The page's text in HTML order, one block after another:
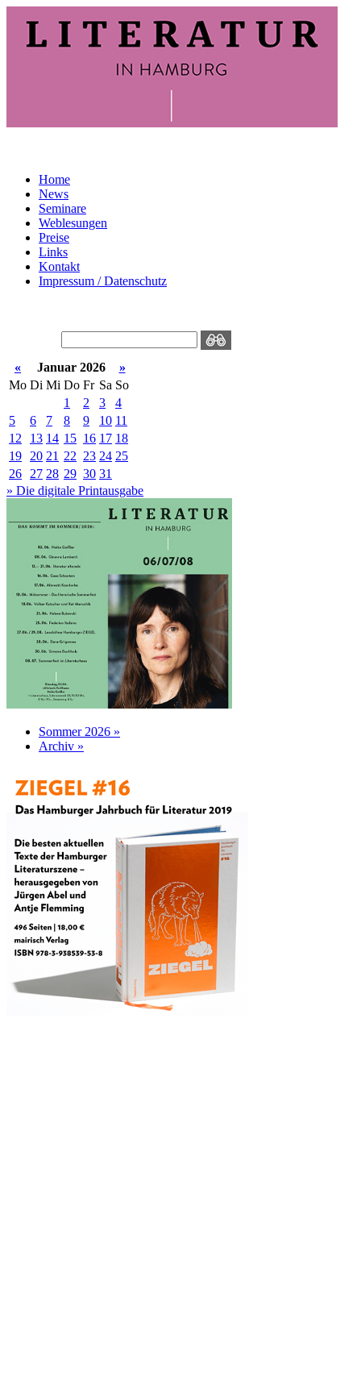
Home
News
Seminare
Weblesungen
Preise
Links
Kontakt
Impressum / Datenschutz
« Januar 2026
»
Mo Di Mi Do Fr Sa So
1
2 3
4
5
6 7 8 9 10 11
12
13 14 15 16 17 18
19
20 21 22 23 24 25
26
27 28 29 30 31
» Die digitale Printausgabe
Sommer 2026 »
Archiv »